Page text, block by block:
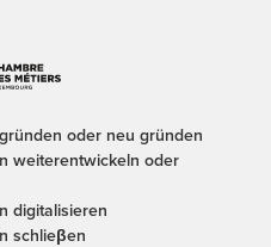
oder neu gründen
weiterentwickeln oder
digitalisieren
schlieβen